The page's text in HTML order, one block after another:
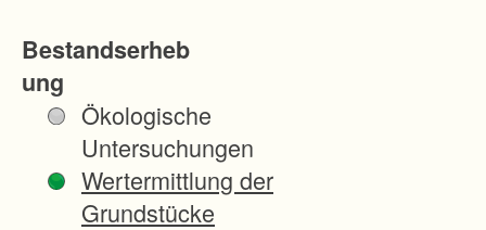
Bestandserheb
ung
Ökologische
Untersuchungen
Wertermittlung der
Grundstücke